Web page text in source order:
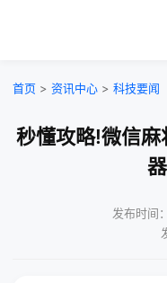
首页 > 资讯中心 > 科技要闻
秒懂攻略!微信麻
发布时间